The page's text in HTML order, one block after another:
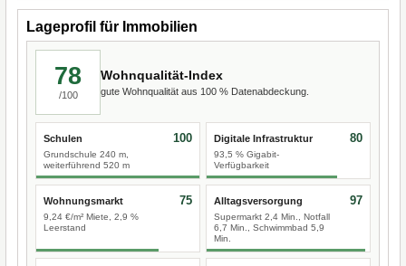
Lageprofil für Immobilien
78
/100
Wohnqualität-Index
gute Wohnqualität aus 100 % Datenabdeckung.
Schulen
Grundschule 240 m,
weiterführend 520 m
100 Digitale Infrastruktur
93,5 % Gigabit-
Verfügbarkeit
80
Wohnungsmarkt
9,24 €/m² Miete, 2,9 %
Leerstand
75 Alltagsversorgung
Supermarkt 2,4 Min., Notfall
6,7 Min., Schwimmbad 5,9
Min.
97